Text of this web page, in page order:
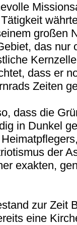
großen
das nur
dass er
Zeiten
dass die
in Dunkel
der
exakten,
zur Zeit
eine